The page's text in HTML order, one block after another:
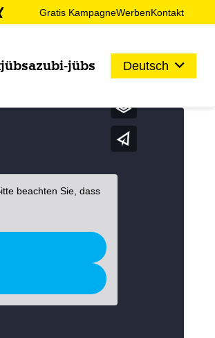
Gratis KampagneWerbenKontakt
jübsazubi-jübs Deutsch
beachten Sie, dass